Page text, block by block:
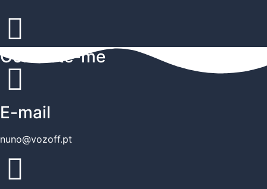
Contacte-me
E-mail
nuno@vozoff.pt